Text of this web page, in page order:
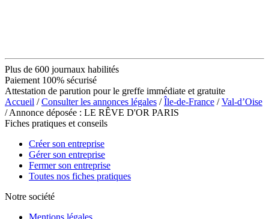
Plus de 600 journaux habilités
Paiement 100% sécurisé
Attestation de parution pour le greffe immédiate et gratuite
Accueil /Consulter les annonces légales /Île-de-France /Val-d’Oise
/ Annonce déposée : LE RÊVE D'OR PARIS
Fiches pratiques et conseils
Créer son entreprise
Gérer son entreprise
Fermer son entreprise
Toutes nos fiches pratiques
Notre société
Mentions légales